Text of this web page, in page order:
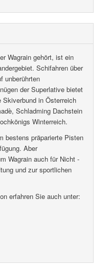
Wagrain gehört, ist ein
Schifahren über
unberührten
der Superlative bietet
Skiverbund in Österreich
Schladming Dachstein
Winterreich.
bestens präparierte Pisten
Aber
Wagrain auch für Nicht -
und zur sportlichen
erfahren Sie auch unter: